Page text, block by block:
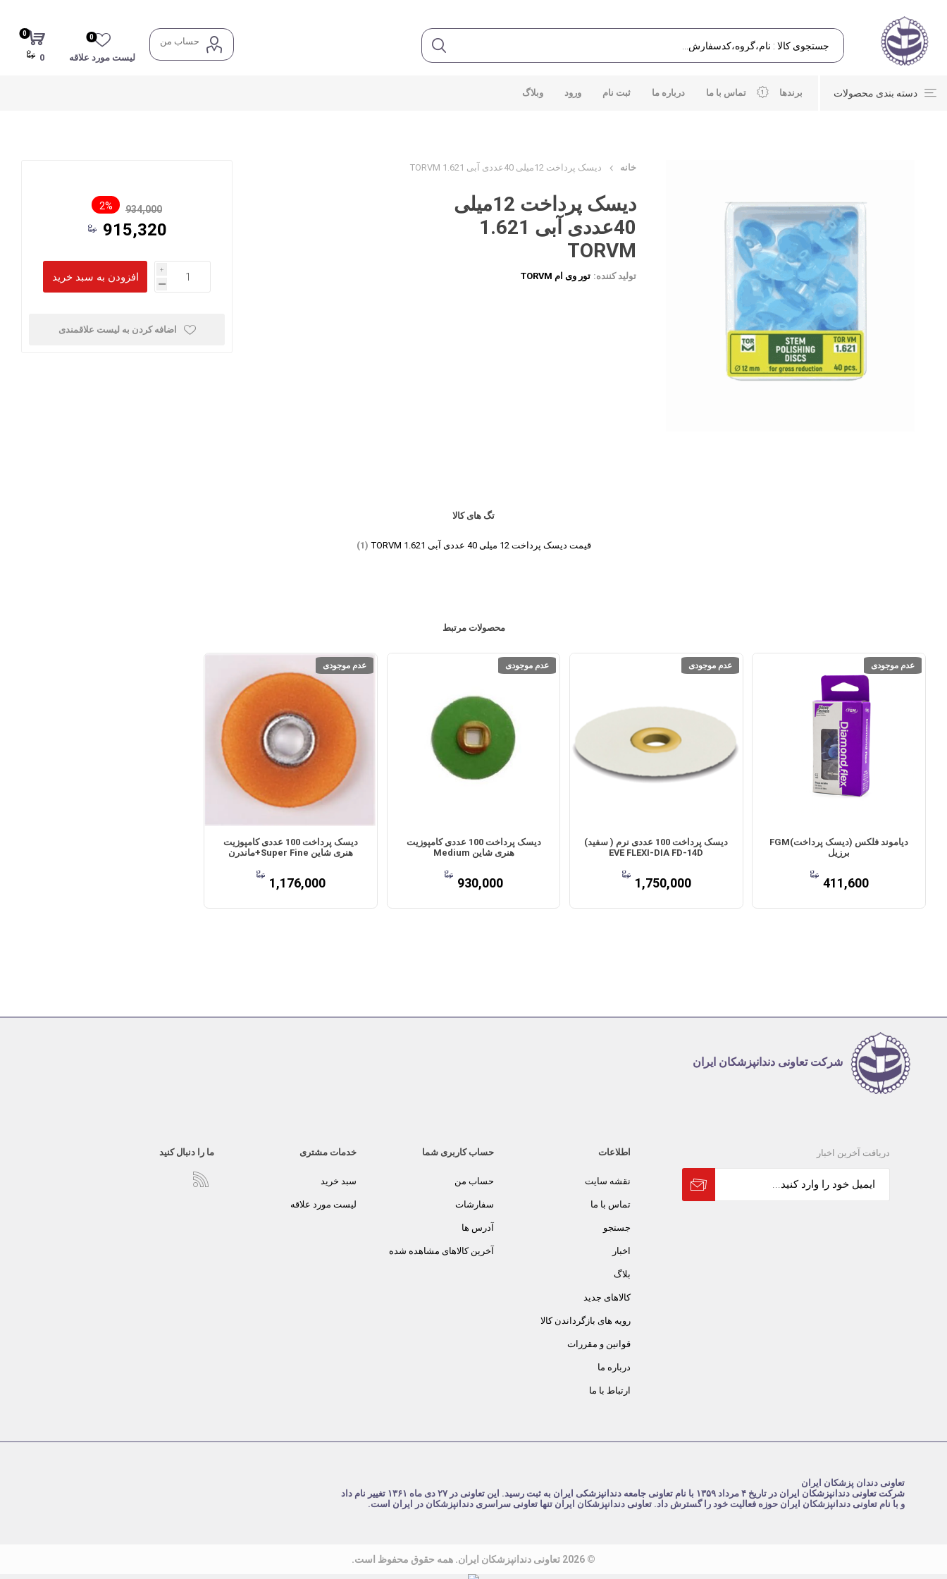
حساب من
لیست مورد علاقه
0
0
0
دسته بندی محصولات برندها تماس با ما درباره ما ثبت نام ورود وبلاگ
خانه دیسک پرداخت 12میلی 40عددی آبی 1.621 TORVM
دیسک پرداخت 12میلی
40عددی آبی 1.621
TORVM
تولید کننده: تور وی ام TORVM
934,000
2%
915,320
i
h
اضافه کردن به لیست علاقمندی
تگ های کالا
قیمت دیسک پرداخت 12 میلی 40 عددی آبی 1.621 TORVM (1)
محصولات مرتبط
عدم موجودی
دیاموند فلکس (دیسک پرداخت)FGM
برزیل
411,600
عدم موجودی
دیسک پرداخت 100 عددی نرم ( سفید)
EVE FLEXI-DIA FD-14D
1,750,000
عدم موجودی
دیسک پرداخت 100 عددی کامپوزیت
هنری شاین Medium
930,000
عدم موجودی
دیسک پرداخت 100 عددی کامپوزیت
هنری شاین Super Fine+ماندرن
1,176,000
شرکت تعاونی دندانپزشکان ایران
دریافت آخرین اخبار اطلاعات
نقشه سایت
تماس با ما
جستجو
اخبار
بلاگ
کالاهای جدید
رویه های بازگرداندن کالا
قوانین و مقررات
درباره ما
ارتباط با ما
حساب کاربری شما
حساب من
سفارشات
آدرس ها
آخرین کالاهای مشاهده شده
خدمات مشتری
سبد خرید
لیست مورد علاقه
ما را دنبال کنید
تعاونی دندان پزشکان ایران
شرکت تعاونی دندانپزشکان ایران در تاریخ ۴ مرداد ۱۳۵۹ با نام تعاونی جامعه دندانپزشکی ایران به ثبت رسید. این تعاونی در ۲۷ دی ماه ۱۳۶۱ تغییر نام داد
و با نام تعاونی دندانپزشکان ایران حوزه فعالیت خود را گسترش داد. تعاونی دندانپزشکان ایران تنها تعاونی سراسری دندانپزشکان در ایران است.
© 2026 تعاونی دندانپزشکان ایران. همه حقوق محفوظ است.